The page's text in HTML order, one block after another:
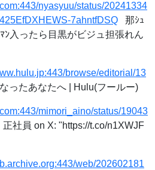
nyasyuu/status/20241334
7ahntfDSQ 那ｼｭ
ﾝ入ったら目黒がビジュ担張れん
browse/editorial/13
ったあなたへ | Hulu(フールー)
mimori_aino/status/19043
正社員 on X: "https://t.co/n1XWJF
web/202602181